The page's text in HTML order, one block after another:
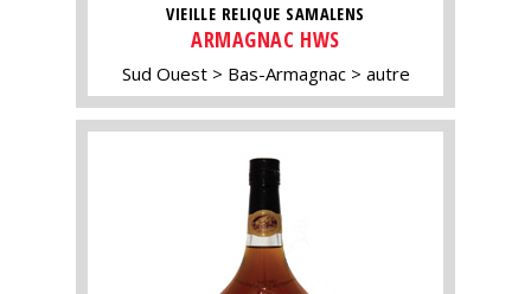
VIEILLE RELIQUE SAMALENS
ARMAGNAC HWS
Sud Ouest Bas-Armagnac autre